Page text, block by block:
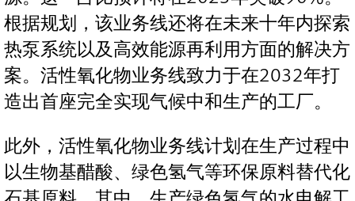
根据规划，该业务线还将在未来十年内探索
热泵系统以及高效能源再利用方面的解决方
案。活性氧化物业务线致力于在2032年打
造出首座完全实现气候中和生产的工厂。
此外，活性氧化物业务线计划在生产过程中
以生物基醋酸、绿色氢气等环保原料替代化